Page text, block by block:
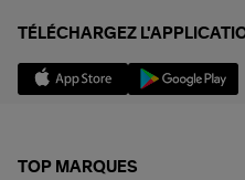
TÉLÉCHARGEZ
TOP MARQUES